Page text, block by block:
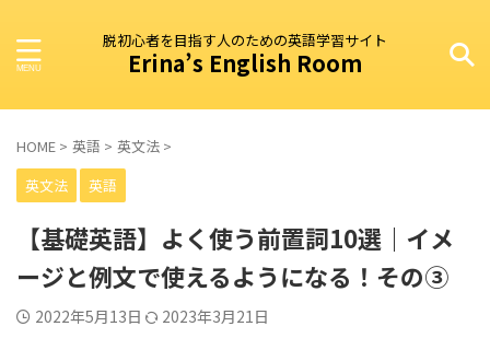
脱初心者を目指す人のための英語学習サイト
Erina’s English Room
HOME > 英語 > 英文法 >
英文法
英語
【基礎英語】よく使う前置詞10選｜イメ
ージと例文で使えるようになる！その③
2022年5月13日 2023年3月21日